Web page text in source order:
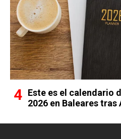
Este es el calendario
2026 en Baleares tras